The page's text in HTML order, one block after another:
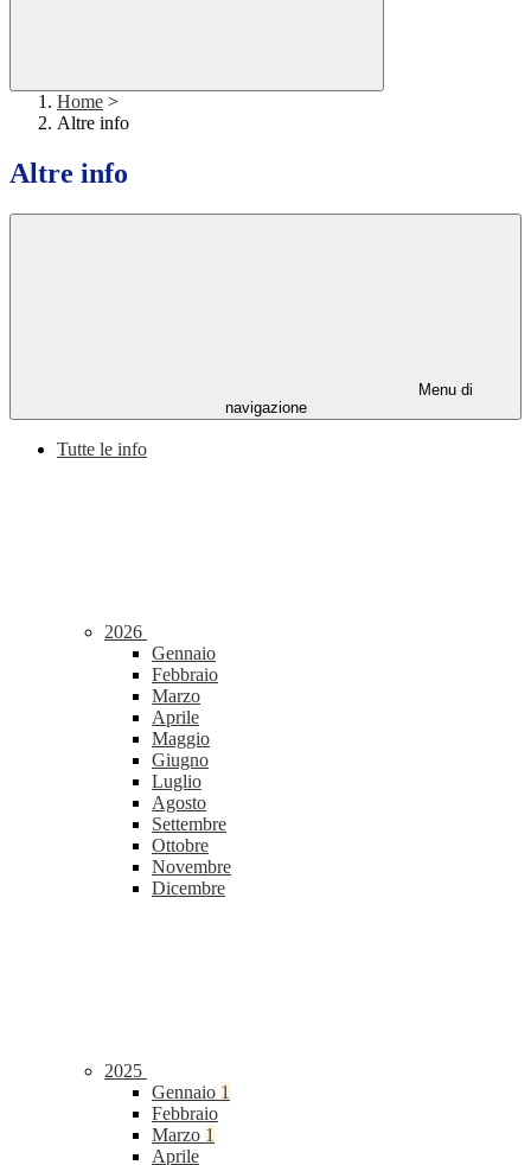
Home >
Altre info
Altre info
Menu di
navigazione
Tutte le info
2026
Gennaio
Febbraio
Marzo
Aprile
Maggio
Giugno
Luglio
Agosto
Settembre
Ottobre
Novembre
Dicembre
2025
Gennaio 1
Febbraio
Marzo 1
Aprile